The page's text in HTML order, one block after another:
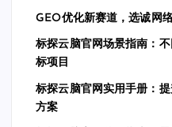
GEO优化新赛道，选诚网
标探云脑官网场景指南：
标项目
标探云脑官网实用手册：
方案